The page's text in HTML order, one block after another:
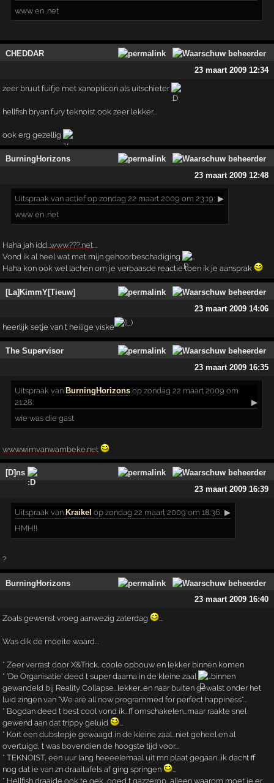
www en .net
CHEDDAR
23 maart 2009 12:34
zeer bruut fuifje met xanopticon als uitschieter
hellfish bryan fury teknoist ook zeer lekker...
ook erg gezellig
BurningHorizons
23 maart 2009 12:48
Uitspraak van actief op zondag 22 maart 2009 om 23:19: ▶
www en .net
Haha jah idd...www.???.net...
Vond ik al heel wat met mijn gehoorbeschadiging
...
Haha kon ook wel lachen om je verbaasde reactie toen ik je aansprak
[La]KimmY[Tieuw]
23 maart 2009 14:06
heerlijk setje van t heilige viske
The Supervisor
23 maart 2009 16:35
Uitspraak van BurningHorizons op zondag 22 maart 2009 om
21:28:
▶
wie was die gast
www.wimvanwambeke.net
[D]ns
23 maart 2009 16:39
Uitspraak van Kraikel op zondag 22 maart 2009 om 18:36: ▶
HMH!!
?
BurningHorizons
23 maart 2009 16:40
Zoals gewenst vroeg aanwezig zaterdag ...
Was dik de moeite waard...
* Zeer verrast door X&Trick, coole opbouw en lekker binnen komen
* 'De Organisatie' deed t super daarna in de kleine zaal
...binnen
gewandeld bij Reality Collapse...lekker...en naar buiten gewalst onder het
luid zingen van "We are all now programmed for perfect happiness"...
* Bogdan deed t best cool vond ik...ff omschakelen...maar raakte snel
gewend aan dat trippy geluid
...
* Kort een dubstepje gewaagd in de kleine zaal...niet geheel en al
overtuigd, t was bovendien de hoogste tijd voor...
* TEKNOIST, een uur lang heeeelemaal uit mn plaat gegaan...ik dacht ff
nog dat ie van zn draaitafels af ging springen
...
* Hellfish draaide ook te gek...goed t gazzerop, alleen waarom moet ie er